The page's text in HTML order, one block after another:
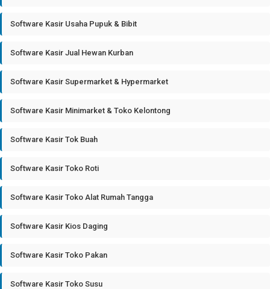
Software Kasir Usaha Pupuk & Bibit
Software Kasir Jual Hewan Kurban
Software Kasir Supermarket & Hypermarket
Software Kasir Minimarket & Toko Kelontong
Software Kasir Tok Buah
Software Kasir Toko Roti
Software Kasir Toko Alat Rumah Tangga
Software Kasir Kios Daging
Software Kasir Toko Pakan
Software Kasir Toko Susu